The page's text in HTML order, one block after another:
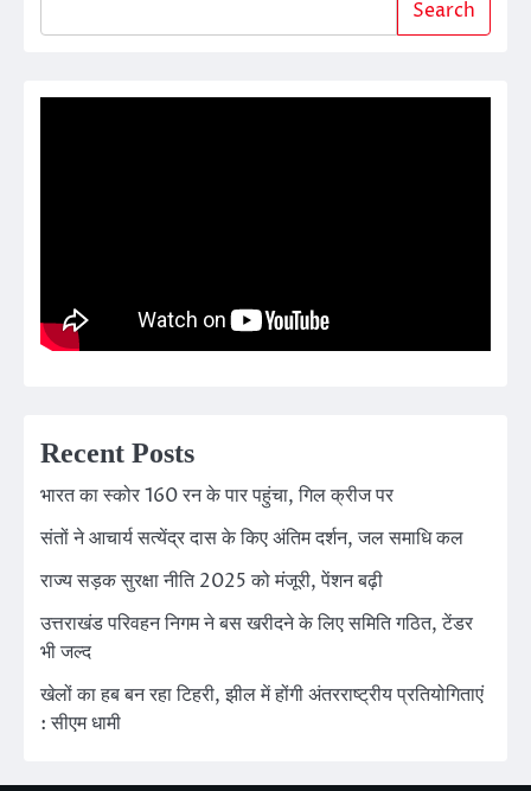
Search
Recent Posts
भारत का स्कोर 160 रन के पार पहुंचा, गिल क्रीज पर
संतों ने आचार्य सत्येंद्र दास के किए अंतिम दर्शन, जल समाधि कल
राज्य सड़क सुरक्षा नीति 2025 को मंजूरी, पेंशन बढ़ी
उत्तराखंड परिवहन निगम ने बस खरीदने के लिए समिति गठित, टेंडर
भी जल्द
खेलों का हब बन रहा टिहरी, झील में होंगी अंतरराष्ट्रीय प्रतियोगिताएं
: सीएम धामी